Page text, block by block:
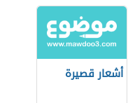
أشعار قصيرة